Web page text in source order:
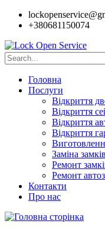
+380681150074
Головна
Послуги
Відкриття
Відкриття
Відкриття
Відкриття
Заміна замків
Ремонт
Ремонт
Контакти
Про нас